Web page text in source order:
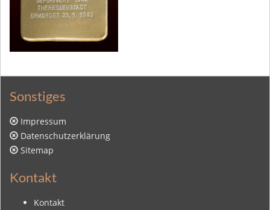
Sonstiges
Impressum
Datenschutzerklärung
Sitemap
Kontakt
Kontakt